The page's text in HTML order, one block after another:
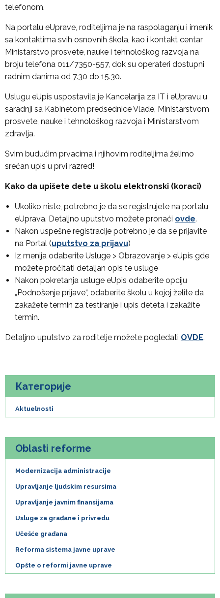
telefonom.
Na portalu eUprave, roditeljima je na raspolaganju i imenik
sa kontaktima svih osnovnih škola, kao i kontakt centar
Ministarstvo prosvete, nauke i tehnološkog razvoja na
broju telefona 011/7350-557, dok su operateri dostupni
radnim danima od 7.30 do 15.30.
Uslugu eUpis uspostavila je Kancelarija za IT i eUpravu u
saradnji sa Kabinetom predsednice Vlade, Ministarstvom
prosvete, nauke i tehnološkog razvoja i Ministarstvom
zdravlja.
Svim budućim prvacima i njihovim roditeljima želimo
srećan upis u prvi razred!
Kako da upišete dete u školu elektronski (koraci)
Ukoliko niste, potrebno je da se registrujete na portalu
eUprava. Detaljno uputstvo možete pronaći ovde.
Nakon uspešne registracije potrebno je da se prijavite
na Portal (uputstvo za prijavu)
Iz menija odaberite Usluge > Obrazovanje > eUpis gde
možete pročitati detaljan opis te usluge
Nakon pokretanja usluge eUpis odaberite opciju
„Podnošenje prijave“, odaberite školu u kojoj želite da
zakažete termin za testiranje i upis deteta i zakažite
termin.
Detaljno uputstvo za roditelje možete pogledati OVDE.
Категорије
Aktuelnosti
Oblasti reforme
Modernizacija administracije
Upravljanje ljudskim resursima
Upravljanje javnim finansijama
Usluge za građane i privredu
Učešće građana
Reforma sistema javne uprave
Opšte o reformi javne uprave